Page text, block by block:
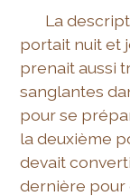
La
portait nuit et
prenait aussi
sanglantes
pour se
la deuxième
devait
dernière pour